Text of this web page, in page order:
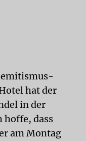
hat der
in der
hoffe, dass
am Montag